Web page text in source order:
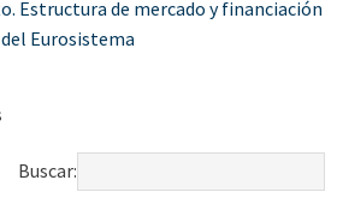
Estructura de mercado y financiación
del Eurosistema
Buscar: